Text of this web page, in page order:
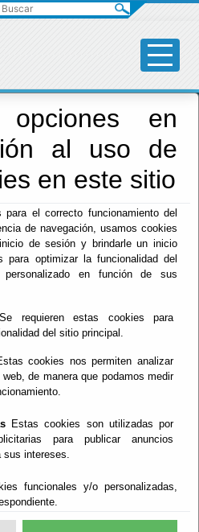
opciones en
al uso de
en este sitio
el correcto funcionamiento del
de navegación, usamos cookies
de sesión y brindarle un inicio
para optimizar la funcionalidad del
en función de sus
requieren estas cookies para
del sitio principal.
cookies nos permiten analizar
de manera que podamos medir
Estas cookies son utilizadas por
para publicar anuncios
sus intereses.
funcionales y/o personalizadas,
Diputación
que emana del World Wide
a accesibilidad y
a salvaguardar y
de los contenidos de la
de lasWeb Content
datan de mayo de 1999 y
menos estricta dependerá
de ellas en estos
estén familiarizados con
relacionados con el
Buscar